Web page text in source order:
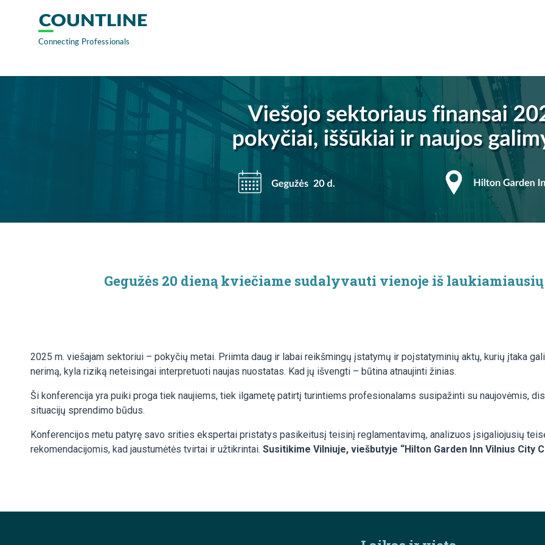
Gegužės 20 dieną kviečiame sudalyvauti vienoje iš
2025 m. viešajam sektoriui – pokyčių metai. Priimta daug ir labai reikšmingų įstatymų ir poįstatyminių aktų, kurių įtaka
nerimą, kyla riziką neteisingai interpretuoti naujas nuostatas. Kad jų išvengti – būtina atnaujinti žinias.
Ši konferencija yra puiki proga tiek naujiems, tiek ilgametę patirtį turintiems profesionalams susipažinti su naujovėmis,
situacijų sprendimo būdus.
Konferencijos metu patyrę savo srities ekspertai pristatys pasikeitusį teisinį reglamentavimą, analizuos įsigaliojusių
rekomendacijomis, kad jaustumėtės tvirtai ir užtikrintai. Susitikime Vilniuje, viešbutyje “Hilton Garden Inn Vilnius City